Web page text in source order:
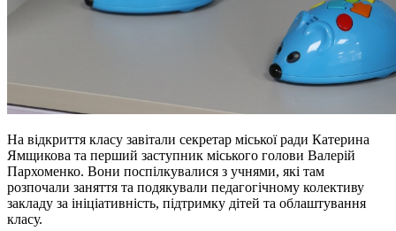
На відкриття класу завітали секретар міської ради Катерина
Ямщикова та перший заступник міського голови Валерій
Пархоменко. Вони поспілкувалися з учнями, які там
розпочали заняття та подякували педагогічному колективу
закладу за ініціативність, підтримку дітей та облаштування
класу.